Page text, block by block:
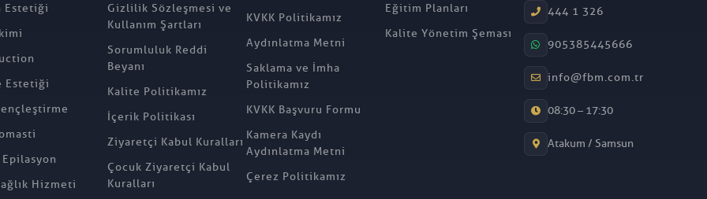
Estetiği
Estetiği
Epilasyon
Hizmeti
Gizlilik Sözleşmesi ve
Kullanım Şartları
Sorumluluk Reddi
Beyanı
Kalite Politikamız
İçerik Politikası
Ziyaretçi Kabul Kuralları
Çocuk Ziyaretçi Kabul
Kuralları
KVKK Politikamız
Aydınlatma Metni
Saklama ve İmha
Politikamız
KVKK Başvuru Formu
Kamera Kaydı
Aydınlatma Metni
Çerez Politikamız
Eğitim Planları
Kalite Yönetim Şeması
444 1 326
905385445666
info@fbm.com.tr
08:30 – 17:30
Atakum / Samsun